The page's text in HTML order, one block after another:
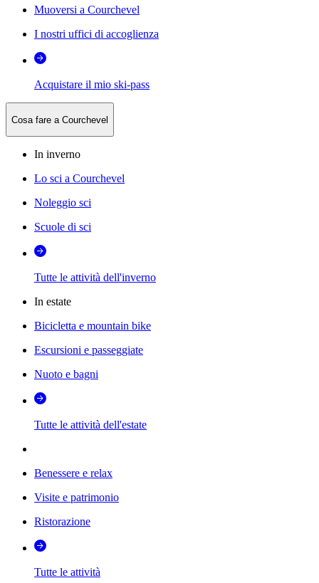
Muoversi a Courchevel
I nostri uffici di accoglienza
Acquistare il mio ski-pass
Cosa fare a Courchevel
In inverno
Lo sci a Courchevel
Noleggio sci
Scuole di sci
Tutte le attività dell'inverno
In estate
Bicicletta e mountain bike
Escursioni e passeggiate
Nuoto e bagni
Tutte le attività dell'estate
Benessere e relax
Visite e patrimonio
Ristorazione
Tutte le attività